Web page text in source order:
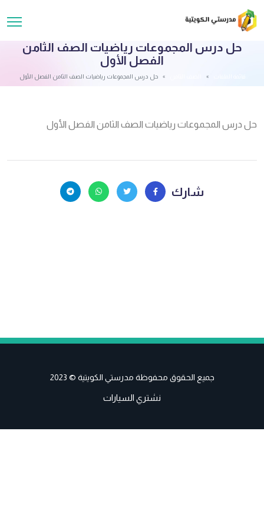
حل درس المجموعات رياضيات الصف الثامن
الفصل الأول
حل درس المجموعات رياضيات الصف الثامن الفصل الأول
حل درس المجموعات رياضيات الصف الثامن الفصل الأول
شارك
جميع الحقوق محفوظة مدرستي الكويتية © 2023
نشتري السيارات